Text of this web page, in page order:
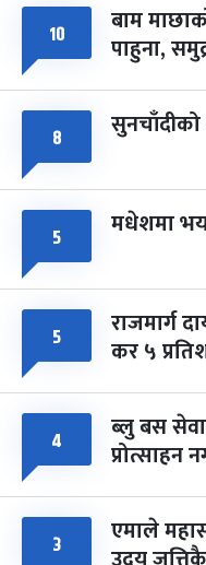
८ फागुपूर्णिमा
चैत्र ८, २०८३-Mar 22,
१० बाम
पाहुना,
८
५ मधेशमा
५ राजमार्ग
कर ५
४ ब्लु बस
प्रोत्साहन
३ एमाले